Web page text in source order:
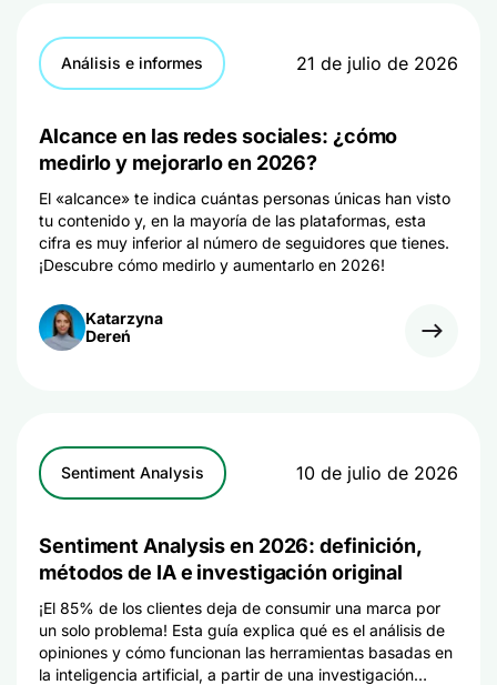
Análisis e informes 21 de julio de 2026
Alcance en las redes sociales: ¿cómo
medirlo y mejorarlo en 2026?
El «alcance» te indica cuántas personas únicas han visto
tu contenido y, en la mayoría de las plataformas, esta
cifra es muy inferior al número de seguidores que tienes.
¡Descubre cómo medirlo y aumentarlo en 2026!
Katarzyna
Dereń
Sentiment Analysis 10 de julio de 2026
Sentiment Analysis en 2026: definición,
métodos de IA e investigación original
¡El 85% de los clientes deja de consumir una marca por
un solo problema! Esta guía explica qué es el análisis de
opiniones y cómo funcionan las herramientas basadas en
la inteligencia artificial, a partir de una investigación